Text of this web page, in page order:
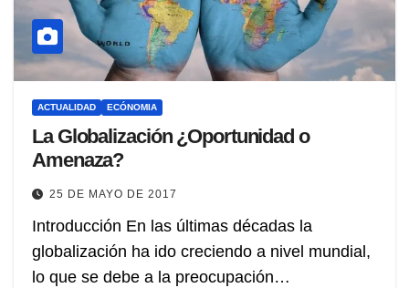
ACTUALIDAD ECÓNOMIA
La Globalización ¿Oportunidad o
Amenaza?
25 DE MAYO DE 2017
Introducción En las últimas décadas la
globalización ha ido creciendo a nivel mundial,
lo que se debe a la preocupación…